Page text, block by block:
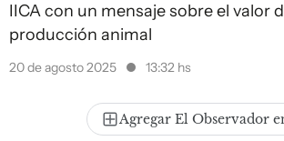
IICA con un mensaje sobre el valor
producción animal
20 de agosto 2025 13:32 hs
Agregar El Observador